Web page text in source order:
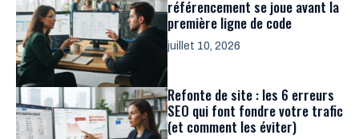
référencement se joue avant la
première ligne de code
juillet 10, 2026
Refonte de site : les 6 erreurs
SEO qui font fondre votre trafic
(et comment les éviter)